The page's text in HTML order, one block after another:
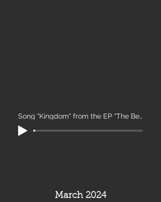
Song "Kingdom" from the EP "The Beast"
March 2024